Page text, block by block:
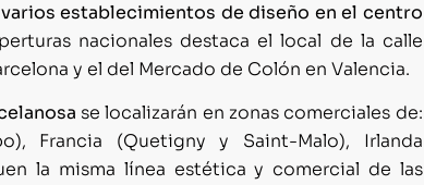
establecimientos de diseño en el centro
nacionales destaca el local de la calle
y el del Mercado de Colón en Valencia.
se localizarán en zonas comerciales de:
Francia (Quetigny y Saint-Malo), Irlanda
la misma línea estética y comercial de las